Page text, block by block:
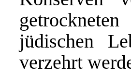
jüdischen
verzehrt